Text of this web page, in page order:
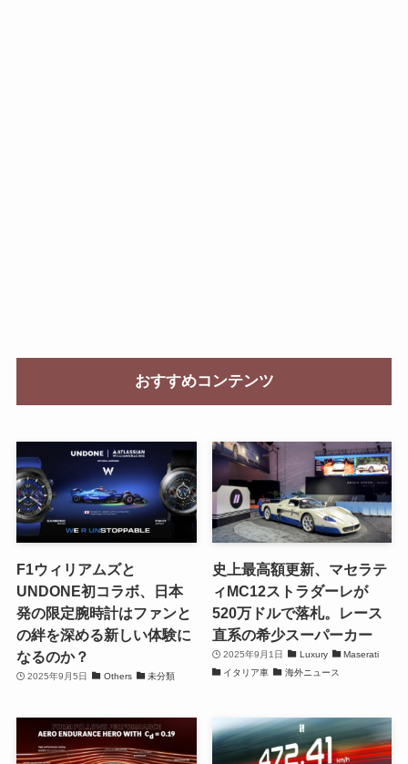
おすすめコンテンツ
F1ウィリアムズと
UNDONE初コラボ、日本
発の限定腕時計はファンと
の絆を深める新しい体験に
なるのか？
2025年9月5日 Others 未分類
史上最高額更新、マセラテ
ィMC12ストラダーレが
520万ドルで落札。レース
直系の希少スーパーカー
2025年9月1日 Luxury
Maserati
イタリア車
海外ニュース